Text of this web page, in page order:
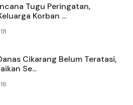
Tugu Peringatan,
Korban ...
18
Cikarang Belum Teratasi,
Se...
16